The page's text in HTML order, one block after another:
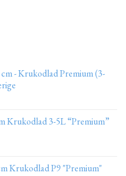
- Krukodlad Premium (3-
Krukodlad 3-5L “Premium”
Krukodlad P9 "Premium"